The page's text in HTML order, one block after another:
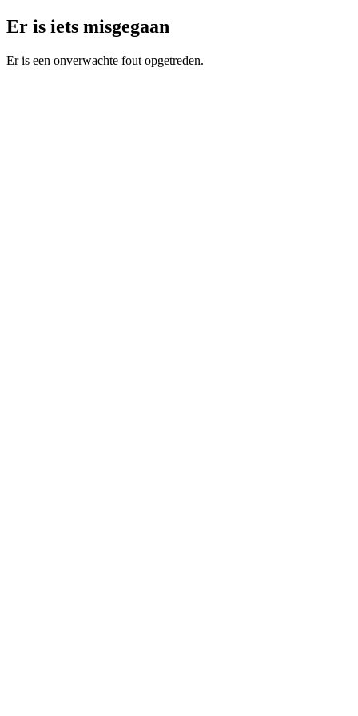
Er is iets misgegaan
Er is een onverwachte fout opgetreden.